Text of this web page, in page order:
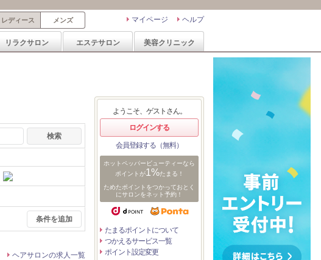
ヘルプ
マイページ
レディース メンズ
リラクサロン エステサロン 美容クリニック
条件を追加
ヘアサロンの求人一覧
ようこそ、ゲストさん。
ログインする
会員登録する（無料）
ホットペッパービューティーなら
ポイントが1%たまる！
ためたポイントをつかっておとく
にサロンをネット予約！
たまるポイントについて
つかえるサービス一覧
ポイント設定変更